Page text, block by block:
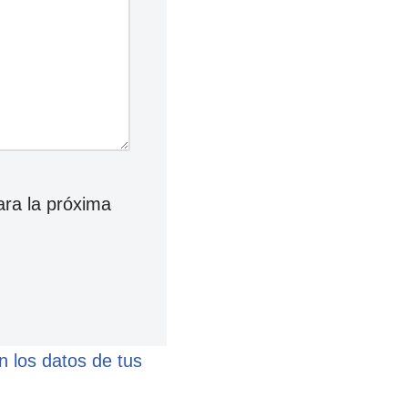
la próxima
los datos de tus